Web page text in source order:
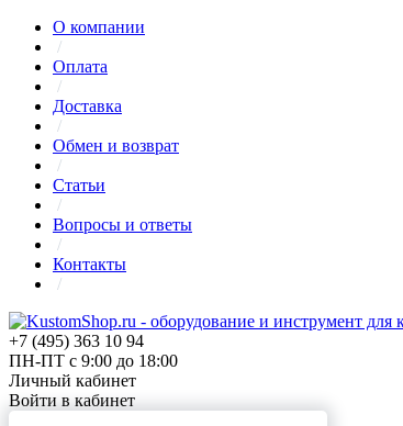
О компании
/
Оплата
/
Доставка
/
Обмен и возврат
/
Статьи
/
Вопросы и ответы
/
Контакты
/
+7 (495) 363 10 94
ПН-ПТ с 9:00 до 18:00
Личный кабинет
Войти в кабинет